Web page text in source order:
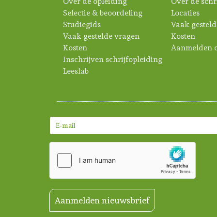
Selectie & beoordeling
Studiegids
Vaak gestelde vragen
Kosten
Inschrijven schrijfopleiding
Leeslab
Locaties
Vaak
Kosten
Aanmelden
Aanmelden nieuwsbrief